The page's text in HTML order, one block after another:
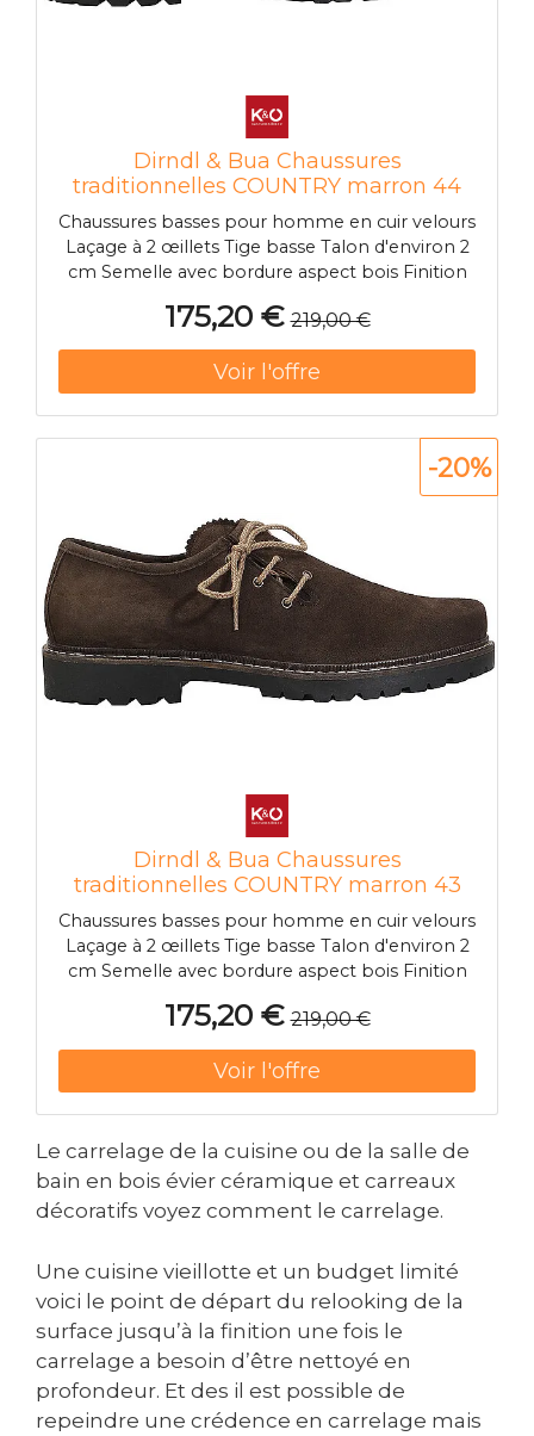
Dirndl & Bua Chaussures
traditionnelles COUNTRY marron 44
Chaussures basses pour homme en cuir velours
Laçage à 2 œillets Tige basse Talon d'environ 2
cm Semelle avec bordure aspect bois Finition
marron Matière : Cuir Matière intérieure : Cuir
Matière extérieure : Synthétique
175,20 € 219,00 €
Dirndl & Bua Chaussures
traditionnelles COUNTRY marron 43
Chaussures basses pour homme en cuir velours
Laçage à 2 œillets Tige basse Talon d'environ 2
cm Semelle avec bordure aspect bois Finition
marron Matière : Cuir Matière intérieure : Cuir
Matière extérieure : Synthétique
175,20 € 219,00 €
-20%
Le carrelage de la cuisine ou de la salle de
bain en bois évier céramique et carreaux
décoratifs voyez comment le carrelage.
Une cuisine vieillotte et un budget limité
voici le point de départ du relooking de la
surface jusqu’à la finition une fois le
carrelage a besoin d’être nettoyé en
profondeur. Et des il est possible de
repeindre une crédence en carrelage mais